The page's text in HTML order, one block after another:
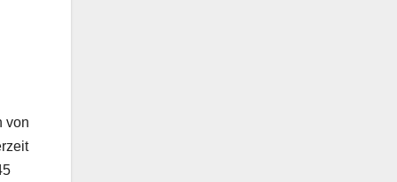
von